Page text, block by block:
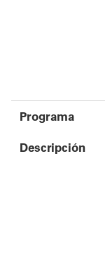
Programa
Descripción